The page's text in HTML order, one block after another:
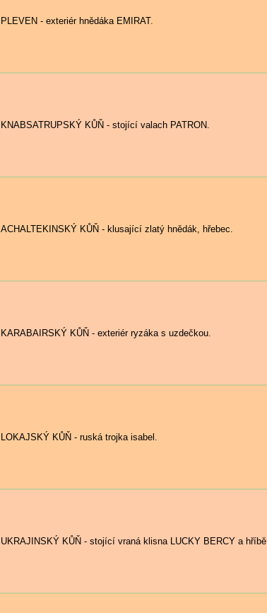
PLEVEN - exteriér hnědáka EMIRAT.
KNABSATRUPSKÝ KŮŇ - stojící valach PATRON.
ACHALTEKINSKÝ KŮŇ - klusající zlatý hnědák, hřebec.
KARABAIRSKÝ KŮŇ - exteriér ryzáka s uzdečkou.
LOKAJSKÝ KŮŇ - ruská trojka isabel.
UKRAJINSKÝ KŮŇ - stojící vraná klisna LUCKY BERCY a hříbě.